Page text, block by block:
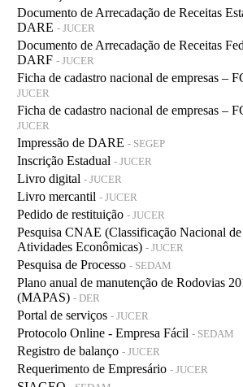
Documento de Arrecadação de Receitas
DARE - JUCER
Documento de Arrecadação de Receitas
DARF - JUCER
Ficha de cadastro nacional de empresas –
JUCER
Ficha de cadastro nacional de empresas –
JUCER
Impressão de DARE - SEGEP
Inscrição Estadual - JUCER
Livro digital - JUCER
Livro mercantil - JUCER
Pedido de restituição - JUCER
Pesquisa CNAE (Classificação Nacional de
Atividades Econômicas) - JUCER
Pesquisa de Processo - SEDAM
Plano anual de manutenção de Rodovias
(MAPAS) - DER
Portal de serviços - JUCER
Protocolo Online - Empresa Fácil - SEDAM
Registro de balanço - JUCER
Requerimento de Empresário - JUCER